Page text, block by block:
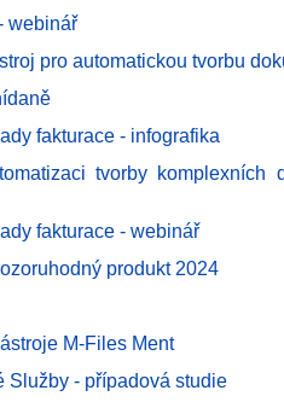
webinář
pro automatickou tvorbu
fakturace - infografika
tvorby komplexních
fakturace - webinář
produkt 2024
M-Files Ment
Služby - případová studie